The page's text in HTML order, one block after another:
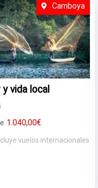
vida local
1.040,00€
vuelos internacionales
Camboya